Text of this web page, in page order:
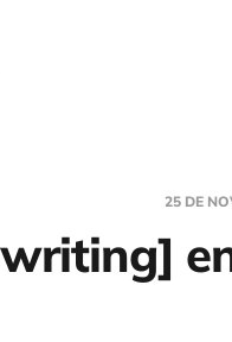
25 DE